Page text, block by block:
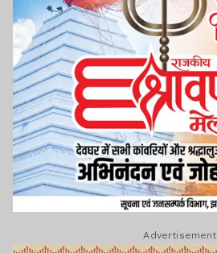
Advertisement